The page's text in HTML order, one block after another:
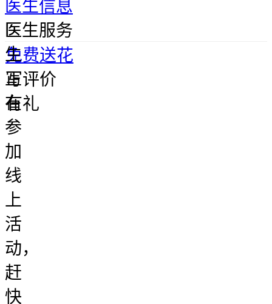
医生信息
医
生
正
在
参
加
线
上
活
动，
赶
快
医生服务
免费送花
写评价
有礼